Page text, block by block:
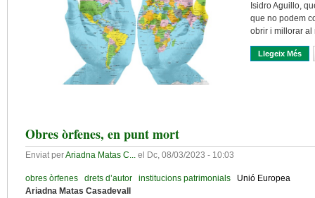
Isidro Aguillo,
que no podem
obrir i millorar al
Llegeix Més
Obres òrfenes, en punt mort
Enviat perAriadna Matas C... el Dc, 08/03/2023 - 10:03
obres òrfenes drets d’autor institucions patrimonials
Unió Europea
Ariadna Matas Casadevall